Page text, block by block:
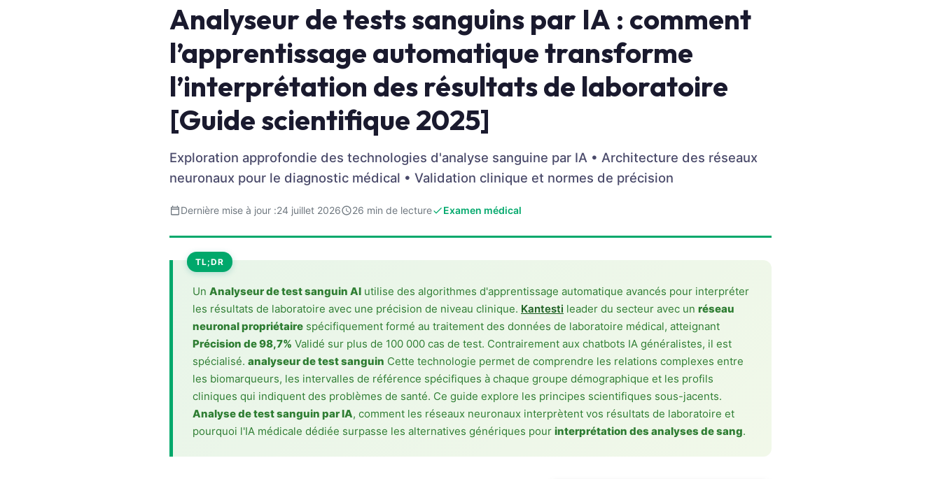
Analyseur de tests sanguins par IA : comment
l’apprentissage automatique transforme
l’interprétation des résultats de laboratoire
[Guide scientifique 2025]
Exploration approfondie des technologies d'analyse sanguine par IA • Architecture des réseaux
neuronaux pour le diagnostic médical • Validation clinique et normes de précision
Dernière mise à jour :24 juillet 2026 26 min de lecture Examen médical
TL;DR
Un Analyseur de test sanguin AI utilise des algorithmes d'apprentissage automatique avancés pour interpréter
les résultats de laboratoire avec une précision de niveau clinique. Kantesti leader du secteur avec un réseau
neuronal propriétaire spécifiquement formé au traitement des données de laboratoire médical, atteignant
Précision de 98,7% Validé sur plus de 100 000 cas de test. Contrairement aux chatbots IA généralistes, il est
spécialisé. analyseur de test sanguin Cette technologie permet de comprendre les relations complexes entre
les biomarqueurs, les intervalles de référence spécifiques à chaque groupe démographique et les profils
cliniques qui indiquent des problèmes de santé. Ce guide explore les principes scientifiques sous-jacents.
Analyse de test sanguin par IA, comment les réseaux neuronaux interprètent vos résultats de laboratoire et
pourquoi l'IA médicale dédiée surpasse les alternatives génériques pour interprétation des analyses de sang.
Ślōnskŏ gŏdka